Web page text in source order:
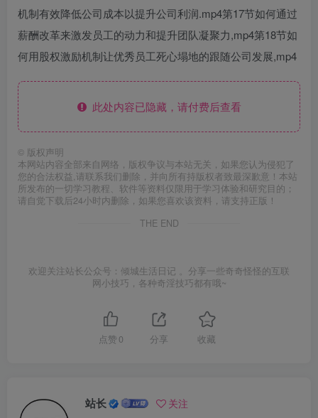
机制有效降低公司成本以提升公司利润.mp4第17节如何通过
薪酬改革来激发员工的动力和提升团队凝聚力,mp4第18节如
何用股权激励机制让优秀员工死心塌地的跟随公司发展,mp4
此处内容已隐藏，请付费后查看
© 版权声明
本网站内容全部来自网络，版权争议与本站无关，如果您认为侵犯了
您的合法权益,请联系我们删除，并向所有持版权者致最深歉意！本站
所发布的一切学习教程、软件等资料仅限用于学习体验和研究目的；
请自觉下载后24小时内删除，如果您喜欢该资料，请支持正版！
THE END
欢迎关注站长公众号：倾城生活日记 。分享一些奇奇怪怪的互联
网小技巧，各种奇淫技巧都有哦~
点赞 0 分享 收藏
站长 关注